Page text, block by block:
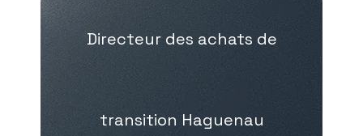
Directeur des achats de
transition Haguenau